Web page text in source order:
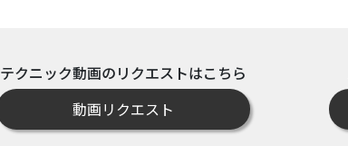
テクニック動画のリクエストはこちら
動画リクエスト